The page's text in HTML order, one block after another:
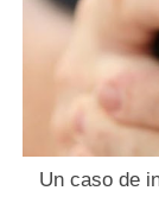
Un caso de